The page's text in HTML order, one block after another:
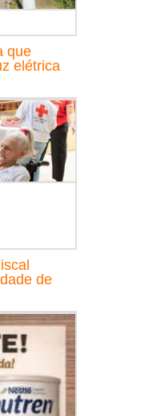
que
elétrica
de